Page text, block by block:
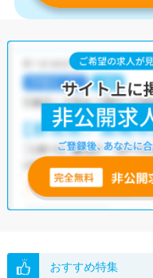
おすすめ特集